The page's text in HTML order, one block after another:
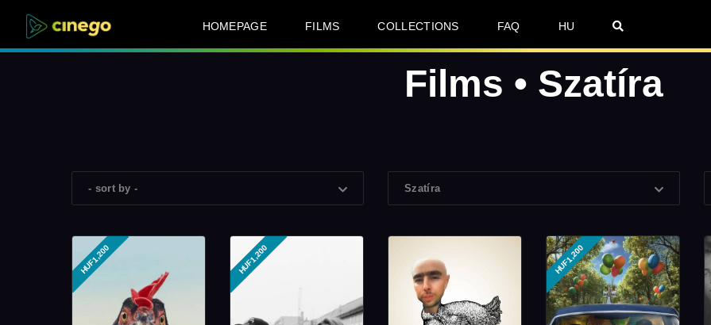
HOMEPAGE FILMS COLLECTIONS FAQ HU
Films • Szatíra
- sort by - Szatíra
HUF1,200 HUF1,200 HUF1,200